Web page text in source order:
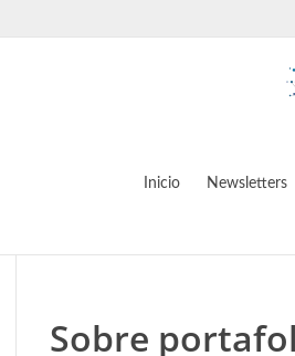
Inicio Newsletters
Sobre